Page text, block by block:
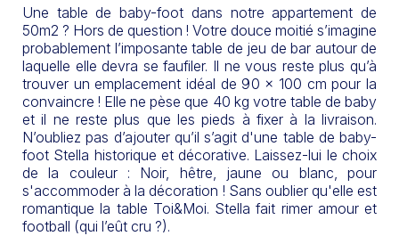
Une table de baby-foot dans notre appartement de
50m2 ? Hors de question ! Votre douce moitié s’imagine
probablement l’imposante table de jeu de bar autour de
laquelle elle devra se faufiler. Il ne vous reste plus qu’à
trouver un emplacement idéal de 90 x 100 cm pour la
convaincre ! Elle ne pèse que 40 kg votre table de baby
et il ne reste plus que les pieds à fixer à la livraison.
N’oubliez pas d’ajouter qu’il s’agit d'une table de baby-
foot Stella historique et décorative. Laissez-lui le choix
de la couleur : Noir, hêtre, jaune ou blanc, pour
s'accommoder à la décoration ! Sans oublier qu'elle est
romantique la table Toi&Moi. Stella fait rimer amour et
football (qui l’eût cru ?).